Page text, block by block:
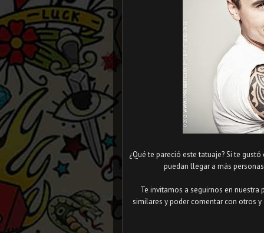
¿Qué te pareció este tatuaje? Si te
puedan llegar a más
Te invitamos a seguirnos en nuestra
similares y poder comentar con otros